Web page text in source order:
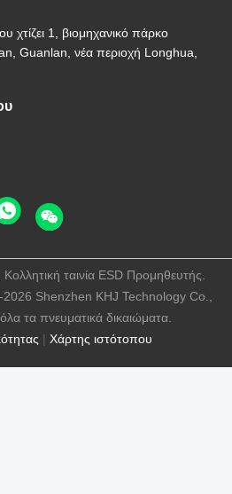
χτίζει 1, βιομηχανικό πάρκο
Guanlan, νέα περιοχή Longhua,
| Χάρτης ιστότοπου
ταινία ESD Προμηθευτής.
-2026 Shenzhen KHJ Technology Co.,
τα πνευματικά δικαιώματα.